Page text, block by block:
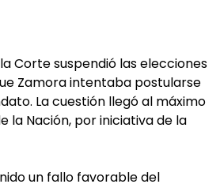
Corte suspendió las elecciones
Zamora intentaba postularse
La cuestión llegó al máximo
la Nación, por iniciativa de la
un fallo favorable del